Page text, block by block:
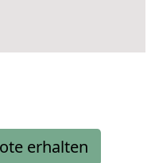
erhalten